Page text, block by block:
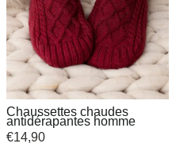
Chaussettes chaudes
antidérapantes homme
€14,90